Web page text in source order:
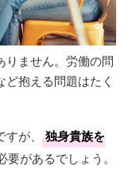
りません。労働の問
抱える問題はたく
が、
独身貴族を
があるでしょう。